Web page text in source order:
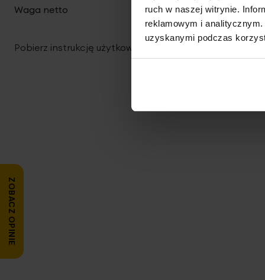
ruch w naszej witrynie.
reklamowym i
uzyskanymi podczas
Waga netto 290 g
Pobierz instrukcję użytkowania i bezpieczeństwa
ZOBACZ OPINIE